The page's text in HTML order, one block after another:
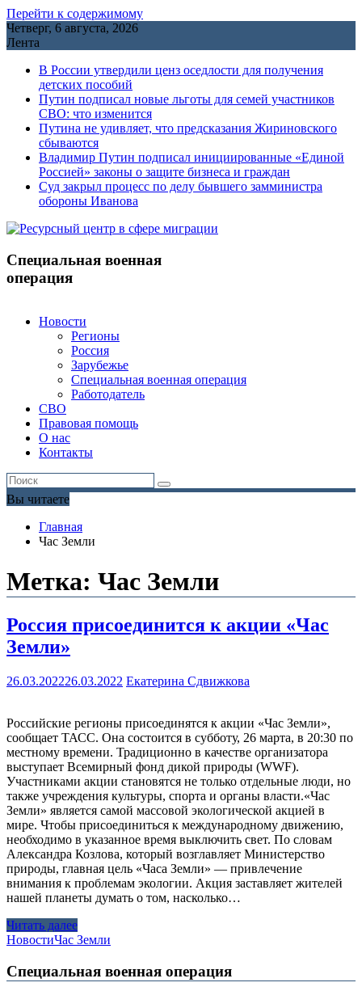
Перейти к содержимому
Четверг, 6 августа, 2026
Лента
В России утвердили ценз оседлости для получения
детских пособий
Путин подписал новые льготы для семей участников
СВО: что изменится
Путина не удивляет, что предсказания Жириновского
сбываются
Владимир Путин подписал инициированные «Единой
Россией» законы о защите бизнеса и граждан
Cуд закрыл процесс по делу бывшего замминистра
обороны Иванова
Специальная военная
операция
Новости
Регионы
Россия
Зарубежье
Специальная военная операция
Работодатель
СВО
Правовая помощь
О нас
Контакты
Вы читаете
Главная
Час Земли
Метка: Час Земли
Россия присоединится к акции «Час
Земли»
26.03.202226.03.2022 Екатерина Сдвижкова
Российские регионы присоединятся к акции «Час Земли»,
сообщает ТАСС. Она состоится в субботу, 26 марта, в 20:30 по
местному времени. Традиционно в качестве организатора
выступает Всемирный фонд дикой природы (WWF).
Участниками акции становятся не только отдельные люди, но
также учреждения культуры, спорта и органы власти.«Час
Земли» является самой массовой экологической акцией в
мире. Чтобы присоединиться к международному движению,
необходимо в указанное время выключить свет. По словам
Александра Козлова, который возглавляет Министерство
природы, главная цель «Часа Земли» — привлечение
внимания к проблемам экологии. Акция заставляет жителей
нашей планеты думать о том, насколько…
Читать далее
НовостиЧас Земли
Специальная военная операция